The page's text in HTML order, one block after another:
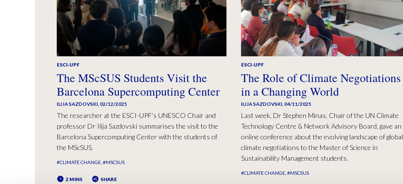
ESCI-UPF
The MScSUS Students Visit the
Barcelona Supercomputing Center
ILIJA SAZDOVSKI,02/12/2025
The researcher at the ESCI-UPF’s UNESCO Chair and
professor Dr Ilija Sazdovski summarises the visit to the
Barcelona Supercomputing Center with the students of
the MScSUS.
#CLIMATE CHANGE #MSCSUS
2 MINS SHARE
ESCI-UPF
The Role of Climate Negotiations
in a Changing World
ILIJA SAZDOVSKI,04/11/2025
Last week, Dr Stephen Minas, Chair of the UN Climate
Technology Centre & Network Advisory Board, gave an
online conference about the evolving landscape of global
climate negotiations to the Master of Science in
Sustainability Management students.
#CLIMATE CHANGE #MSCSUS